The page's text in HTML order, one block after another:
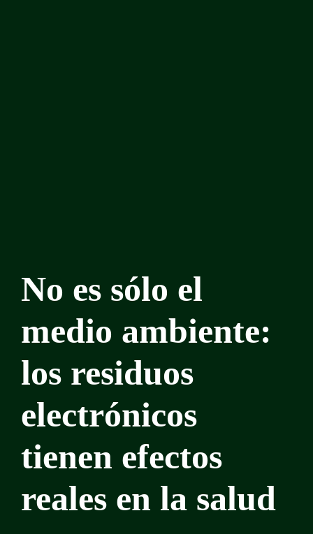
No es sólo el
medio ambiente:
los residuos
electrónicos
tienen efectos
reales en la salud